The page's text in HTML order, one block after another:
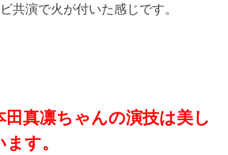
共演で火が付いた感じです。
真凛ちゃんの演技は美し
す。